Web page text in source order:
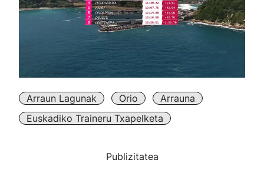
Arraun Lagunak Orio
Arrauna
Euskadiko Traineru Txapelketa
Publizitatea